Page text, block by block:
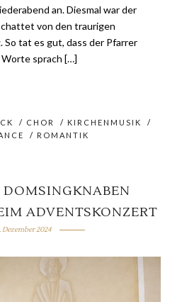
an. Diesmal war der
von den traurigen
So tat es gut, dass der Pfarrer
sprach […]
/ CHOR / KIRCHENMUSIK
/
/ ROMANTIK
ADVENTSKONZERT
Dezember 2024